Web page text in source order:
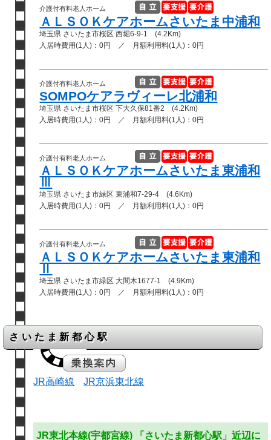
介護付有料老人ホーム
ＡＬＳＯＫケアホームさいたま中浦和
埼玉県 さいたま市桜区 西堀6-9-1 (4.2Km)
入居時費用(1人)：0円 ／ 月額利用料(1人)：0円
介護付有料老人ホーム
SOMPOケアラヴィーレ北浦和
埼玉県 さいたま市桜区 下大久保81番2 (4.2Km)
入居時費用(1人)：0円 ／ 月額利用料(1人)：0円
介護付有料老人ホーム
ＡＬＳＯＫケアホームさいたま東浦和
Ⅲ
埼玉県 さいたま市緑区 東浦和7-29-4 (4.6Km)
入居時費用(1人)：0円 ／ 月額利用料(1人)：0円
介護付有料老人ホーム
ＡＬＳＯＫケアホームさいたま東浦和
Ⅱ
埼玉県 さいたま市緑区 大間木1677-1 (4.9Km)
入居時費用(1人)：0円 ／ 月額利用料(1人)：0円
さいたま新都心駅
JR高崎線 JR京浜東北線
JR東北本線(宇都宮線) 「さいたま新都心駅」近辺に